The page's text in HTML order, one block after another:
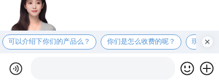
可以介绍下你们的产品么？ 你们是怎么收费的呢？ 现在有